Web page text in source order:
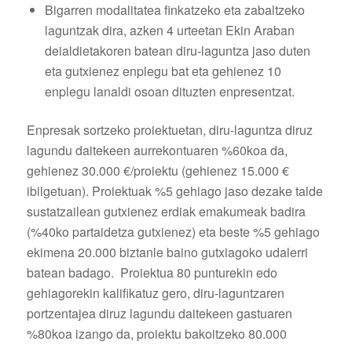
Bigarren modalitatea finkatzeko eta zabaltzeko
laguntzak dira, azken 4 urteetan Ekin Araban
deialdietakoren batean diru-laguntza jaso duten
eta gutxienez enplegu bat eta gehienez 10
enplegu lanaldi osoan dituzten enpresentzat.
Enpresak sortzeko proiektuetan, diru-laguntza diruz
lagundu daitekeen aurrekontuaren %60koa da,
gehienez 30.000 €/proiektu (gehienez 15.000 €
ibilgetuan). Proiektuak %5 gehiago jaso dezake talde
sustatzailean gutxienez erdiak emakumeak badira
(%40ko partaidetza gutxienez) eta beste %5 gehiago
ekimena 20.000 biztanle baino gutxiagoko udalerri
batean badago. Proiektua 80 punturekin edo
gehiagorekin kalifikatuz gero, diru-laguntzaren
portzentajea diruz lagundu daitekeen gastuaren
%80koa izango da, proiektu bakoitzeko 80.000